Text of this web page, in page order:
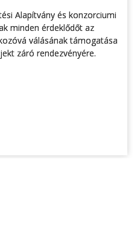
Alapítvány és konzorciumi
minden érdeklődőt az
válásának támogatása
záró rendezvényére.